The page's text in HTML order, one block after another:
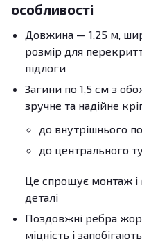
особливості
Довжина — 1,25 м,
розмір для
підлоги
Загини по 1,5 см з
зручне та надійне
до внутрішнього
до центрального
Це спрощує монтаж і
деталі
Поздовжні ребра
міцність і